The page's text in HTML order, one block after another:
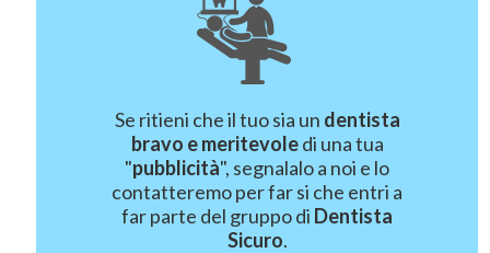
Se ritieni che il tuo sia un dentista
bravo e meritevoledi una tua
"pubblicità", segnalalo a noi e lo
contatteremo per far si che entri a
far parte del gruppo di Dentista
Sicuro.